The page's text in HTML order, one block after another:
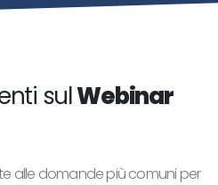
sulWebinar
alle domande più comuni per